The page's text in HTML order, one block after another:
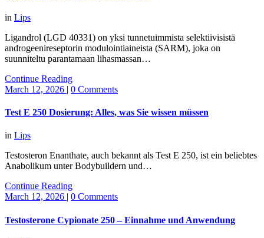
in Lips
Ligandrol (LGD 40331) on yksi tunnetuimmista selektiivisistä
androgeenireseptorin modulointiaineista (SARM), joka on
suunniteltu parantamaan lihasmassan…
Continue Reading
March 12, 2026 | 0 Comments
Test E 250 Dosierung: Alles, was Sie wissen müssen
in Lips
Testosteron Enanthate, auch bekannt als Test E 250, ist ein beliebtes
Anabolikum unter Bodybuildern und…
Continue Reading
March 12, 2026 | 0 Comments
Testosterone Cypionate 250 – Einnahme und Anwendung